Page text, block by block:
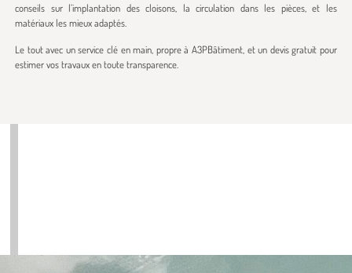
conseils sur l’implantation des cloisons, la circulation dans les pièces, et les
matériaux les mieux adaptés.
Le tout avec un service clé en main, propre à A3PBâtiment, et un devis gratuit pour
estimer vos travaux en toute transparence.